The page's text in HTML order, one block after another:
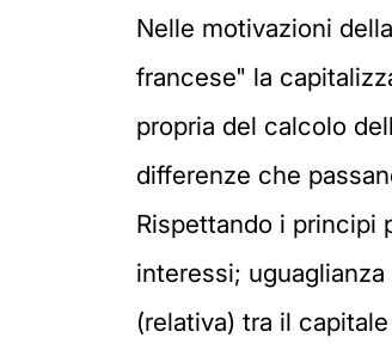
Nelle motivazioni
francese" la
propria del calcolo
differenze che
Rispettando i principi
interessi;
(relativa) tra il